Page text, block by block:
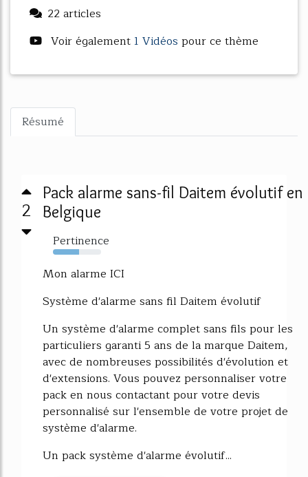
22 articles
Voir également 1 Vidéos pour ce thème
Résumé
2
Pack alarme sans-fil Daitem évolutif en
Belgique
Pertinence
54%
Mon alarme ICI
Système d'alarme sans fil Daitem évolutif
Un système d'alarme complet sans fils pour les
particuliers garanti 5 ans de la marque Daitem,
avec de nombreuses possibilités d'évolution et
d'extensions. Vous pouvez personnaliser votre
pack en nous contactant pour votre devis
personnalisé sur l'ensemble de votre projet de
système d'alarme.
Un pack système d'alarme évolutif...